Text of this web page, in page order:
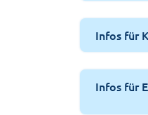
Infos für
Infos für